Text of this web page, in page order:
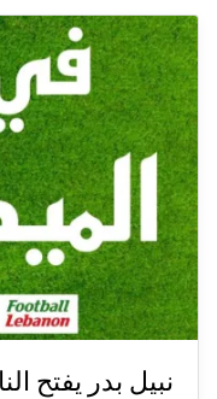
نبيل بدر يفتح